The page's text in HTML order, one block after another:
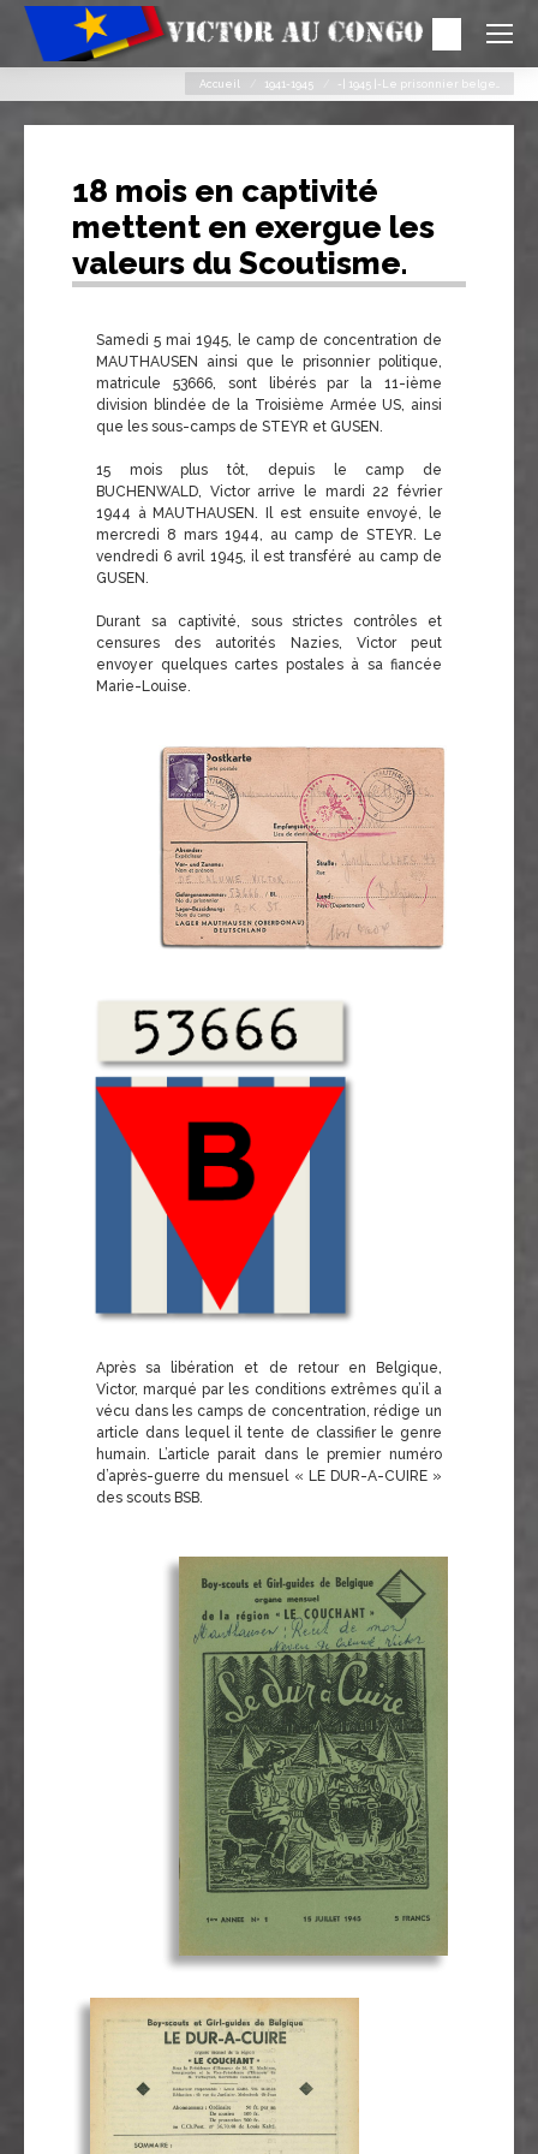
Search:
Accueil 1941-1945 -| 1945 |-Le prisonnier belge…
18 mois en captivité
mettent en exergue les
valeurs du Scoutisme.
Samedi 5 mai 1945, le camp de concentration de
MAUTHAUSEN ainsi que le prisonnier politique,
matricule 53666, sont libérés par la 11-ième
division blindée de la Troisième Armée US, ainsi
que les sous-camps de STEYR et GUSEN.
15 mois plus tôt, depuis le camp de
BUCHENWALD, Victor arrive le mardi 22 février
1944 à MAUTHAUSEN. Il est ensuite envoyé, le
mercredi 8 mars 1944, au camp de STEYR. Le
vendredi 6 avril 1945, il est transféré au camp de
GUSEN.
Durant sa captivité, sous strictes contrôles et
censures des autorités Nazies, Victor peut
envoyer quelques cartes postales à sa fiancée
Marie-Louise.
Après sa libération et de retour en Belgique,
Victor, marqué par les conditions extrêmes qu’il a
vécu dans les camps de concentration, rédige un
article dans lequel il tente de classifier le genre
humain. L’article parait dans le premier numéro
d’après-guerre du mensuel « LE DUR-A-CUIRE »
des scouts BSB.